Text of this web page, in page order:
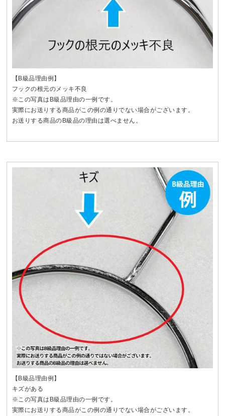
【B級品理由例】
フックの根元のメッキ不良
※この写真はB級品理由の一例です。
実際にお送りする商品がこの例の通りでない場合がございます。
お送りする商品のB級品の理由は選べません。
【B級品理由例】
キズがある
※この写真はB級品理由の一例です。
実際にお送りする商品がこの例の通りでない場合がございます。